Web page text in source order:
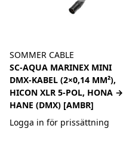
SOMMER CABLE
SC-AQUA MARINEX MINI
DMX-KABEL (2×0,14 MM²),
HICON XLR 5-POL, HONA →
HANE (DMX) [AMBR]
Logga in för prissättning